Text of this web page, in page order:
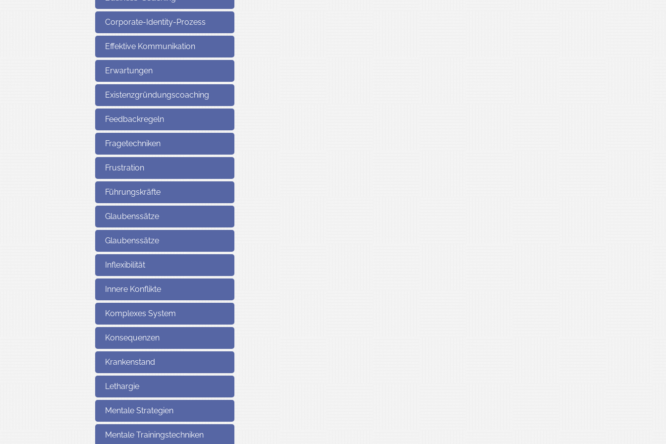
Corporate-Identity-Prozess
Effektive Kommunikation
Erwartungen
Existenzgründungscoaching
Feedbackregeln
Fragetechniken
Frustration
Führungskräfte
Glaubenssätze
Glaubenssätze
Inflexibilität
Innere Konflikte
Komplexes System
Konsequenzen
Krankenstand
Lethargie
Mentale Strategien
Mentale Trainingstechniken